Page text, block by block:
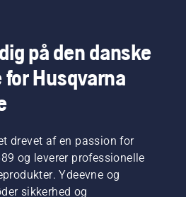
på den danske
Husqvarna
drevet af en passion for
og leverer professionelle
Ydeevne og
sikkerhed og